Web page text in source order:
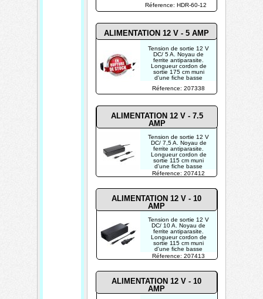
Tension de sortie 12 V
DC/ 5 A. Noyau de
ferrite antiparasite.
Longueur cordon de
sortie 175 cm muni
d'une fiche basse
ALIMENTATION 12 V - 5 AMP
Réference: 207338
Réference: 207412
Réference: 207413
Tension de sortie 12 V
DC/ 7,5 A. Noyau de
ferrite antiparasite.
Longueur cordon de
sortie 115 cm muni
d'une fiche basse
tension 5,5 x 2,1 mm.
Tension de sortie 12 V
DC/ 10 A. Noyau de
ferrite antiparasite.
Longueur cordon de
sortie 115 cm muni
d'une fiche basse
tension 5,5 x 2,1 mm.
ALIMENTATION 12 V - 7.5
AMP
ALIMENTATION 12 V - 10
AMP
ALIMENTATION 12 V - 10
AMP
POUR USAGE
Réference: HDR-60-12